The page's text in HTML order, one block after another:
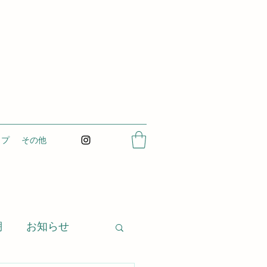
その他
お知らせ